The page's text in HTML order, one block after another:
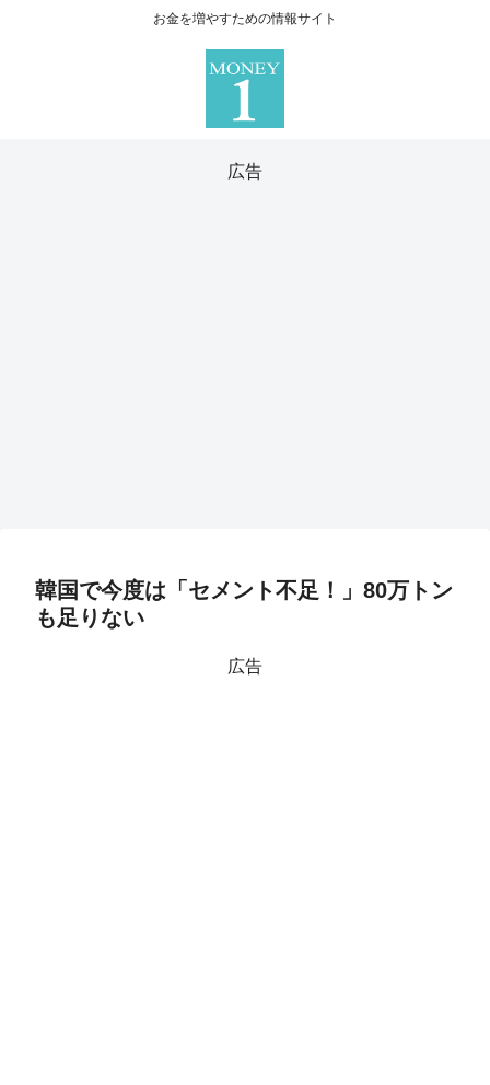
お金を増やすための情報サイト
広告
韓国で今度は「セメント不足！」80万トン
も足りない
広告